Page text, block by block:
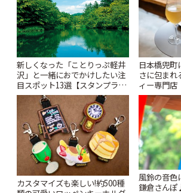
新しくなった「ことりっぷ軽井
沢」と一緒におでかけしたい注
目スポット13選【スタンプラリ
ー開催中】 | ことりっぷ
日本橋兜町
さに包まれ
ィー専門店
Kabutocho
カスタマイズも楽しい!約500種
風鈴の音色
鎌倉さん